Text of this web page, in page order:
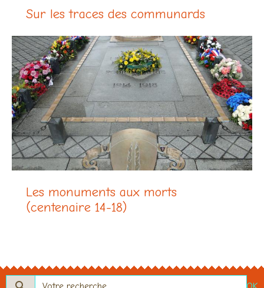
Sur les traces des communards
Les monuments aux morts
(centenaire 14-18)